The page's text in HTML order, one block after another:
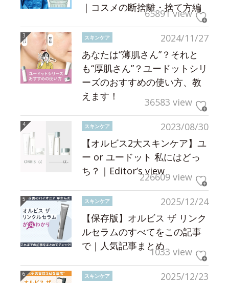
｜コスメの断捨離・捨て方編
65891 view
2024/11/27
スキンケア
あなたは“薄肌さん”？それと
も“厚肌さん”？ユードットシリ
ーズのおすすめの使い方、教
えます！
36583 view
2023/08/30
スキンケア
【オルビス2大スキンケア】ユ
ー or ユードット 私にはどっ
ち？｜Editor’s view226609 view
2025/12/24
スキンケア
【保存版】オルビス ザ リンク
ルセラムのすべてをこの記事
で｜人気記事まとめ1033 view
2025/12/23
スキンケア